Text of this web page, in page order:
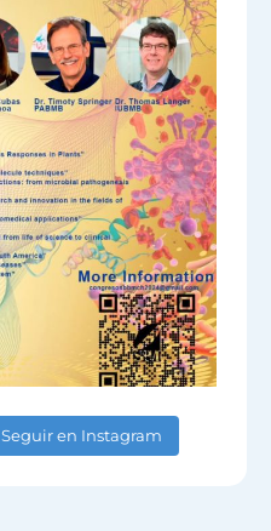
Seguir en Instagram